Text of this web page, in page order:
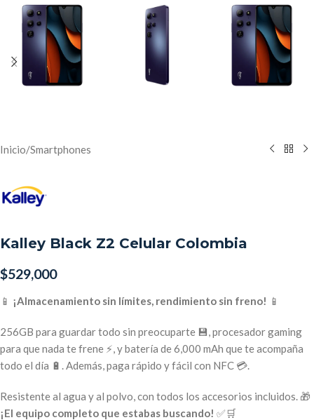
Inicio/Smartphones
Kalley Black Z2 Celular Colombia
$529,000
📱 ¡Almacenamiento sin límites, rendimiento sin freno! 📱
256GB para guardar todo sin preocuparte 💾, procesador gaming
para que nada te frene ⚡, y batería de 6,000 mAh que te acompaña
todo el día 🔋. Además, paga rápido y fácil con NFC 💳.
Resistente al agua y al polvo, con todos los accesorios incluidos. 🎁
¡El equipo completo que estabas buscando! ✅🛒